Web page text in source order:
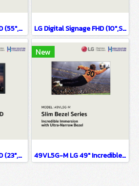
LG Digital Signage FHD (55",Standard) SE3KE Series LG Digital Signage FHD (10",Standard) SE3E Series
LG Digital Signage FHD (23",Standard) SE3TE Series
New
49VL5G-M LG 49" Incredible Immersion with Ultra-Narrow Bezel OLED Signage Information Display